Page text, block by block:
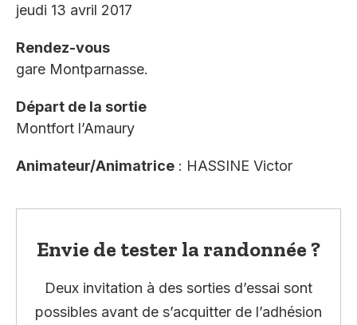
jeudi 13 avril 2017
Rendez-vous
gare Montparnasse.
Départ de la sortie
Montfort l’Amaury
Animateur/Animatrice : HASSINE Victor
Envie de tester la randonnée ?
Deux invitation à des sorties d’essai sont
possibles avant de s’acquitter de l’adhésion